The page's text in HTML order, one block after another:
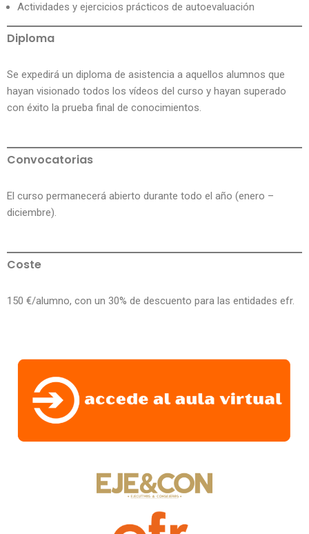
Actividades y ejercicios prácticos de autoevaluación
Diploma
Se expedirá un diploma de asistencia a aquellos alumnos que
hayan visionado todos los vídeos del curso y hayan superado
con éxito la prueba final de conocimientos.
Convocatorias
El curso permanecerá abierto durante todo el año (enero –
diciembre).
Coste
150 €/alumno, con un 30% de descuento para las entidades efr.